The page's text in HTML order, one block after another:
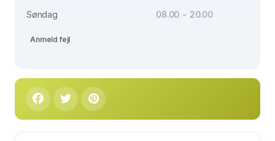
Søndag
08.00 - 20.00
Anmeld fejl